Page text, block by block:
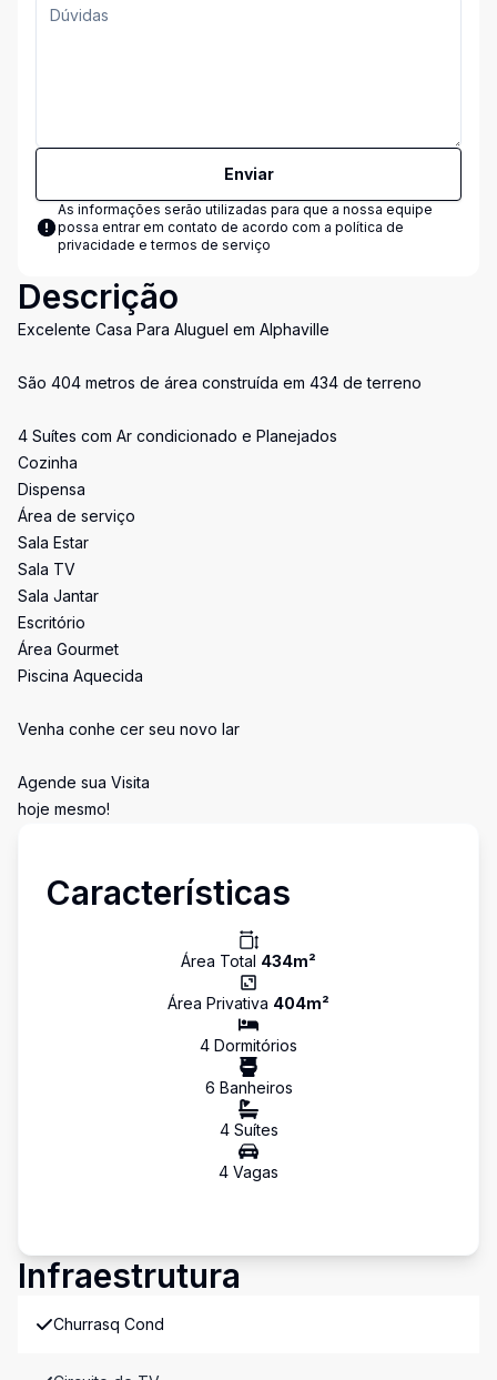
Enviar
As informações serão utilizadas para que a nossa equipe
possa entrar em contato de acordo com a política de
privacidade e termos de serviço
Descrição
Excelente Casa Para Aluguel em Alphaville
São 404 metros de área construída em 434 de terreno
4 Suítes com Ar condicionado e Planejados
Cozinha
Dispensa
Área de serviço
Sala Estar
Sala TV
Sala Jantar
Escritório
Área Gourmet
Piscina Aquecida
Venha conhe cer seu novo lar
Agende sua Visita
hoje mesmo!
Características
Área Total 434m²
Área Privativa 404m²
4 Dormitórios
6 Banheiros
4Suítes
4 Vagas
Infraestrutura
Churrasq Cond